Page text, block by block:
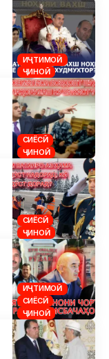
ИҶТИМОӢ
ҶИНОӢ
СИЁСӢ
ҶИНОӢ
СИЁСӢ
ҶИНОӢ
ИҶТИМОӢ
СИЁСӢ
ҶИНОӢ